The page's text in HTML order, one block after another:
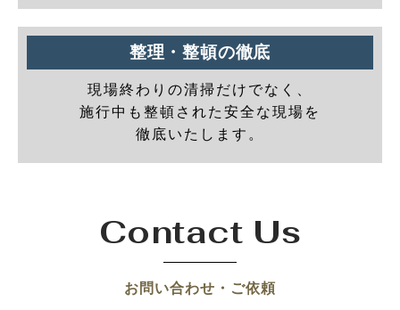
整理・整頓の徹底
現場終わりの清掃だけでなく、
施行中も整頓された安全な現場を
徹底いたします。
Contact Us
お問い合わせ・ご依頼